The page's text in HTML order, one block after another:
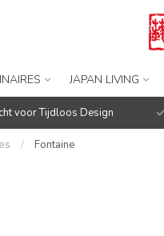
JAPAN LIVING
voor Tijdloos Design
/ Fontaine